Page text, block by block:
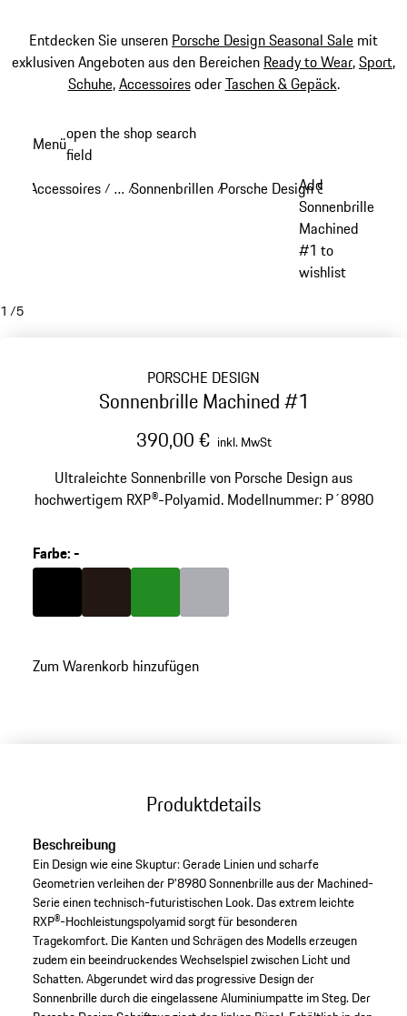
Entdecken Sie unseren Porsche Design Seasonal Sale mit
exklusiven Angeboten aus den Bereichen Ready to Wear,Sport,
Schuhe,AccessoiresoderTaschen & Gepäck.
Hauptinhalt
Menüopen the shop search
field
Accessoires / …
Reveal collapsed breadcrumb items
/Sonnenbrillen /Porsche Design Sonnenbrillen
Add
Sonnenbrille
Machined
#1 to
wishlist
1 /5
PORSCHE DESIGN
Sonnenbrille Machined #1
390,00 € inkl. MwSt
Ultraleichte Sonnenbrille von Porsche Design aus
hochwertigem RXP®-Polyamid. Modellnummer: P´8980
Farbe:-
Farbe
schwarz
Farbe dunkelbraun
Farbe grün
Farbe
Zum Warenkorb hinzufügen
Produktdetails
Beschreibung
Ein Design wie eine Skuptur: Gerade Linien und scharfe
Geometrien verleihen der P'8980 Sonnenbrille aus der Machined-
Serie einen technisch-futuristischen Look. Das extrem leichte
RXP®-Hochleistungspolyamid sorgt für besonderen
Tragekomfort. Die Kanten und Schrägen des Modells erzeugen
zudem ein beeindruckendes Wechselspiel zwischen Licht und
Schatten. Abgerundet wird das progressive Design der
Sonnenbrille durch die eingelassene Aluminiumpatte im Steg. Der